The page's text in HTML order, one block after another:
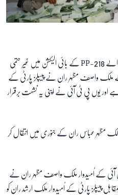
PP-218 کے بائی الیکشن میں غیر حتمی
ملک واصف مظہر ران نے پیپلز پارٹی کے
یوں پی ٹی آئی نے اپنی یہ نشست برقرار
مظہر عباس ران کے جنوری میں انتقال کر
آئی کے اُمیدوار ملک واصف مظہر ران نے
پیپلز پارٹی کے اُمیدوار ملک ارشد ران کو